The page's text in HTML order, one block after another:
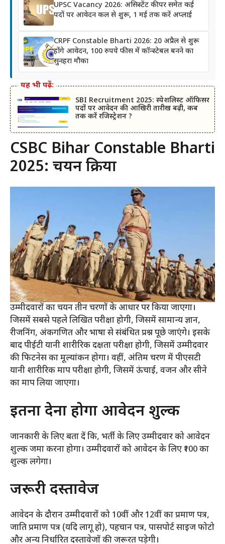
UPSC Vacancy 2026: असिस्टेंट कीपर समेत कई
पदों पर आवेदन कल से शुरू, 1 मई तक करें अप्लाई
CRPF Constable Bharti 2026: 20 अप्रैल से शुरू
होंगे आवेदन, 100 रुपये फीस में कॉन्स्टेबल बनने का
सुनहरा मौका
यह भी पढ़ें:
SBI Recruitment 2025: स्पेशलिस्ट ऑफिसर
पदों पर आवेदन की आखिरी तारीख बढ़ी, कब
तक करें रजिस्ट्रेशन ?
CSBC Bihar Constable Bharti
2025: चयन प्रक्रिया
उम्मीदवारों का चयन तीन चरणों के आधार पर किया जाएगा।
जिसमें सबसे पहले लिखित परीक्षा होगी, जिसमें सामान्य ज्ञान,
रीजनिंग, अंकगणित और भाषा से संबंधित प्रश्न पूछे जाएंगे। इसके
बाद पीईटी यानी शारीरिक दक्षता परीक्षा होगी, जिसमें उम्मीदवार
की फिटनेस का मूल्यांकन होगा। वहीं, अंतिम चरण में पीएसटी
यानी शारीरिक माप परीक्षा होगी, जिसमें ऊंचाई, वजन और सीने
का माप लिया जाएगा।
इतना देना होगा आवेदन शुल्क
जानकारी के लिए बता दें कि, भर्ती के लिए उम्मीदवार को आवेदन
शुल्क जमा करना होगा। उम्मीदवारों को आवेदन के लिए ₹100 का
शुल्क लगेगा।
जरूरी दस्तावेज
आवेदन के दौरान उम्मीदवारों को 10वीं और 12वीं का प्रमाण पत्र,
जाति प्रमाण पत्र (यदि लागू हो), पहचान पत्र, पासपोर्ट साइज फोटो
और अन्य निर्धारित दस्तावेजों की जरूरत पड़ेगी।